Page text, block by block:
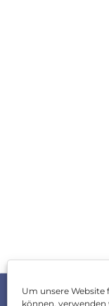
Um unsere
können,